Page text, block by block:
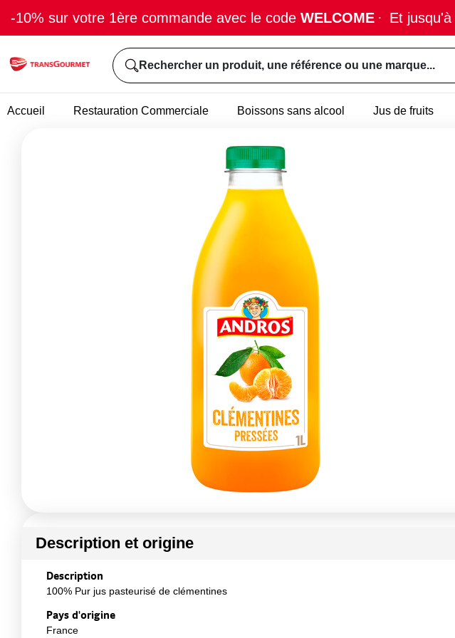
-10% sur votre 1ère commande avec le code WELCOME · Et jusqu'à
Rechercher un produit, une référence ou une marque...
Accueil Restauration Commerciale Boissons sans alcool Jus de fruits
Description et origine
Description
100% Pur jus pasteurisé de clémentines
Pays d'origine
France